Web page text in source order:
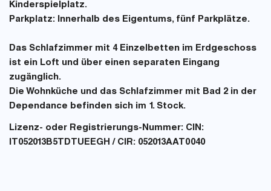
Kinderspielplatz.
Parkplatz: Innerhalb des Eigentums, fünf Parkplätze.
Das Schlafzimmer mit 4 Einzelbetten im Erdgeschoss
ist ein Loft und über einen separaten Eingang
zugänglich.
Die Wohnküche und das Schlafzimmer mit Bad 2 in der
Dependance befinden sich im 1. Stock.
Lizenz- oder Registrierungs-Nummer: CIN:
IT052013B5TDTUEEGH / CIR: 052013AAT0040